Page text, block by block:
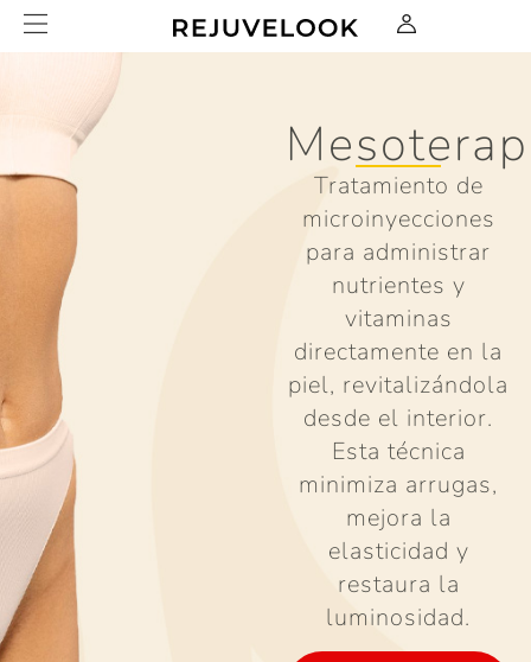
Tratamiento de
microinyecciones
para administrar
nutrientes y
vitaminas
directamente en la
piel, revitalizándola
desde el interior.
Esta técnica
minimiza arrugas,
mejora la
elasticidad y
restaura la
luminosidad.